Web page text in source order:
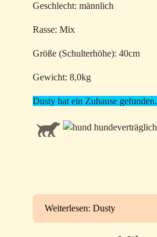
Geschlecht: männlich
Rasse: Mix
Größe (Schulterhöhe): 40cm
Gewicht: 8,0kg
Dusty hat ein Zuhause gefunden.
Weiterlesen: Dusty